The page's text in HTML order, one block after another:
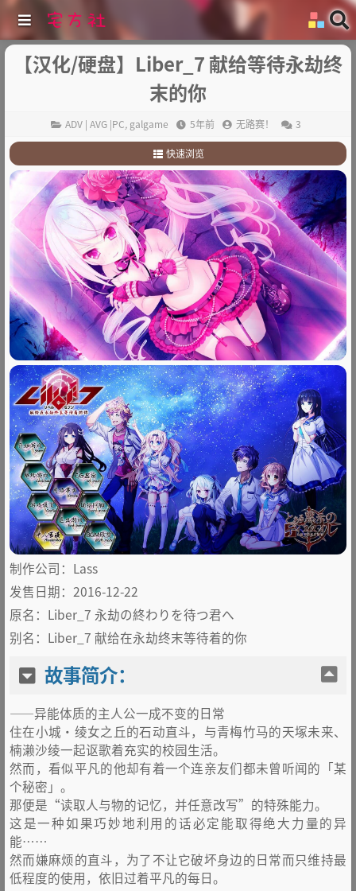
【汉化/硬盘】Liber_7 献给等待永劫终
末的你
ADV | AVG |PC, galgame 5年前 无路赛！ 3
快速浏览
1. 故事简介：
其他
制作公司：Lass
发售日期：2016-12-22
原名：Liber_7 永劫の終わりを待つ君へ
别名：Liber_7 献给在永劫终末等待着的你
故事简介：
——异能体质的主人公一成不变的日常
住在小城・绫女之丘的石动直斗，与青梅竹马的天塚未来、
楠濑沙绫一起讴歌着充实的校园生活。
然而，看似平凡的他却有着一个连亲友们都未曾听闻的「某
个秘密」。
那便是“读取人与物的记忆，并任意改写”的特殊能力。
这是一种如果巧妙地利用的话必定能取得绝大力量的异
能……
然而嫌麻烦的直斗，为了不让它破坏身边的日常而只维持最
低程度的使用，依旧过着平凡的每日。